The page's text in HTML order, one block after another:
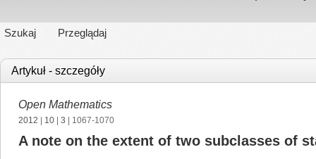
Szukaj Przeglądaj
Artykuł - szczegóły
Open Mathematics
2012 10 3 | 1067-1070
A note on the extent of two subclasses of